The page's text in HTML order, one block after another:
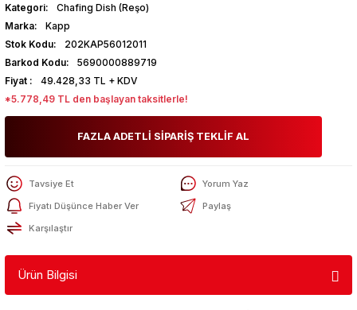
Kategori
Chafing Dish (Reşo)
Marka
Kapp
Stok Kodu
202KAP56012011
Barkod Kodu
5690000889719
Fiyat
49.428,33 TL + KDV
*5.778,49 TL den başlayan taksitlerle!
FAZLA ADETLİ SİPARİŞ TEKLİF AL
Tavsiye Et
Yorum Yaz
Fiyatı Düşünce Haber Ver
Paylaş
Karşılaştır
Ürün Bilgisi